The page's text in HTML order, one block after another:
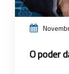
O poder